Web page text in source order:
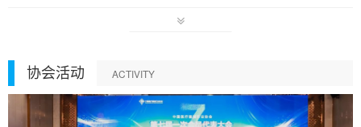
协会活动 ACTIVITY